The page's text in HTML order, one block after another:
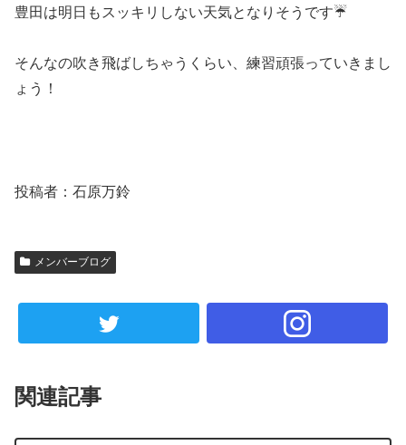
豊田は明日もスッキリしない天気となりそうです☔️
そんなの吹き飛ばしちゃうくらい、練習頑張っていきまし
ょう！
投稿者：石原万鈴
メンバーブログ
関連記事